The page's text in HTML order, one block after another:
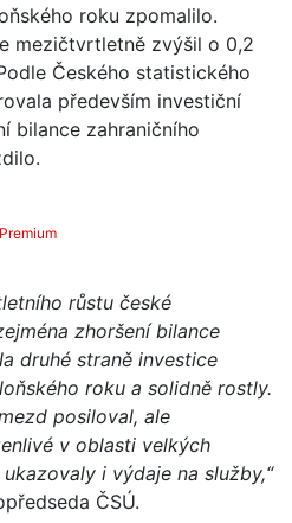
roku zpomalilo.
mezičtvrtletně zvýšil o 0,2
Českého statistického
především investiční
bilance zahraničního
Premium
růstu české
zhoršení bilance
druhé straně investice
roku a solidně rostly.
posiloval, ale
v oblasti velkých
i výdaje na služby,“
ČSÚ.